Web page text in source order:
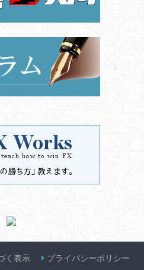
く表示
プライバシーポリシー